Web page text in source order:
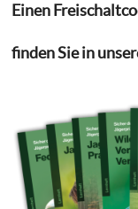
Einen
finden Sie in